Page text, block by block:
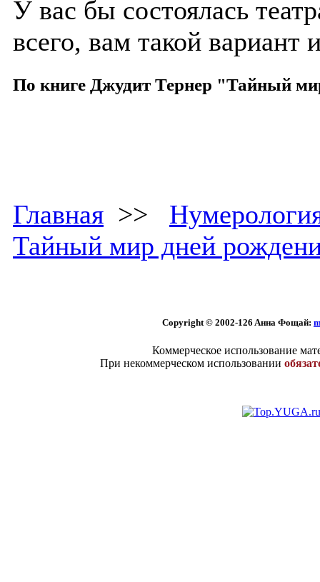
У вас бы состоялась
всего, вам такой вариант
По книге Джудит Тернер "Тайный
Главная >>
Тайный мир дней
Copyright © 2002-126 Aннa Фoщaй:
Коммерческое использование
При некоммерческом использовании